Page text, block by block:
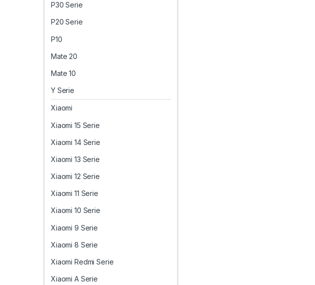
P30 Serie
P20 Serie
P10
Mate 20
Mate 10
Y Serie
Xiaomi
Xiaomi 15 Serie
Xiaomi 14 Serie
Xiaomi 13 Serie
Xiaomi 12 Serie
Xiaomi 11 Serie
Xiaomi 10 Serie
Xiaomi 9 Serie
Xiaomi 8 Serie
Xiaomi Redmi Serie
Xiaomi A Serie